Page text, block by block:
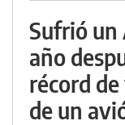
Sufrió un
año
récord
de un